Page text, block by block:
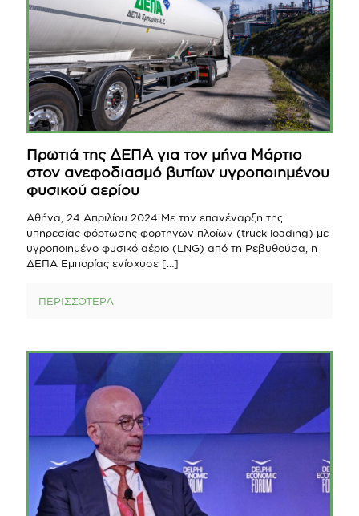
Πρωτιά της ΔΕΠΑ για τον μήνα Μάρτιο
στον ανεφοδιασμό βυτίων υγροποιημένου
φυσικού αερίου
Αθήνα, 24 Απριλίου 2024 Με την επανέναρξη της
υπηρεσίας φόρτωσης φορτηγών πλοίων (truck loading) με
υγροποιημένο φυσικό αέριο (LNG) από τη Ρεβυθούσα, η
ΔΕΠΑ Εμπορίας ενίσχυσε […]
ΠΕΡΙΣΣΟΤΕΡΑ